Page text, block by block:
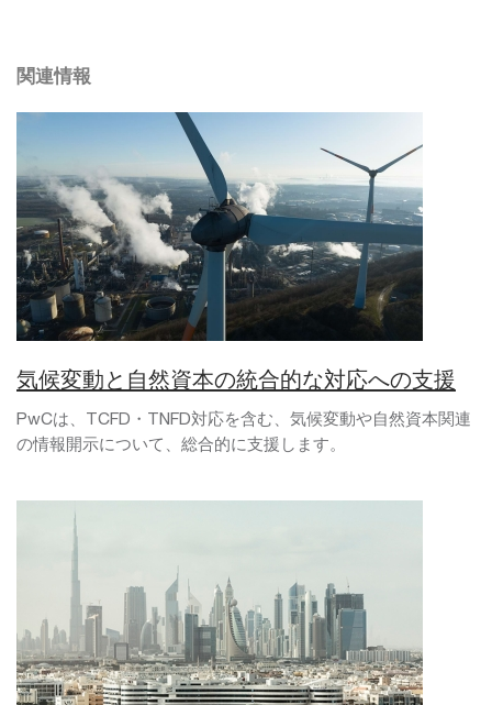
関連情報
気候変動と自然資本の統合的な対応への支援
PwCは、TCFD・TNFD対応を含む、気候変動や自然資本関連
の情報開示について、総合的に支援します。